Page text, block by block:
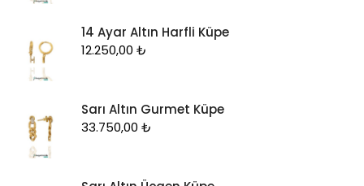
Piercing
Şahmeran
Yüzük
14 Ayar Altın Harfli Küpe
12.250,00 ₺
Sarı Altın Gurmet Küpe
33.750,00 ₺